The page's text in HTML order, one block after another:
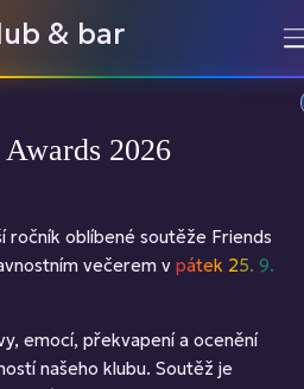
& bar
2026
ročník oblíbené soutěže Friends
večerem v pátek 25. 9.
emocí, překvapení a ocenění
našeho klubu. Soutěž je